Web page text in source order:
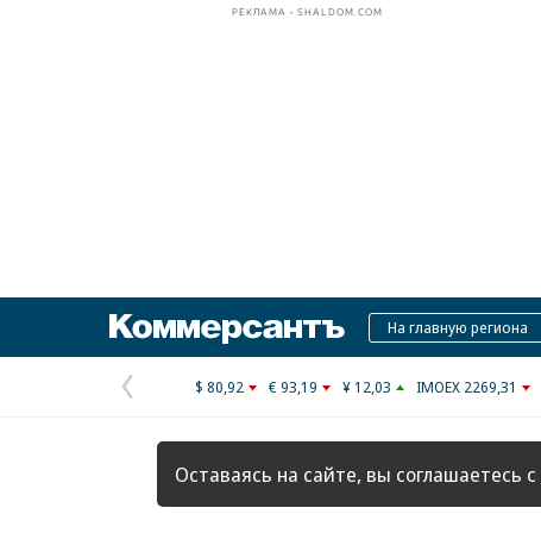
РЕКЛАМА • SHALDOM.COM
КоммерсантъНа главную региона
Предыдущая
страница
$ 80,92 € 93,19 ¥ 12,03 IMOEX 2269,31
Оставаясь на сайте, вы соглашаетесь с